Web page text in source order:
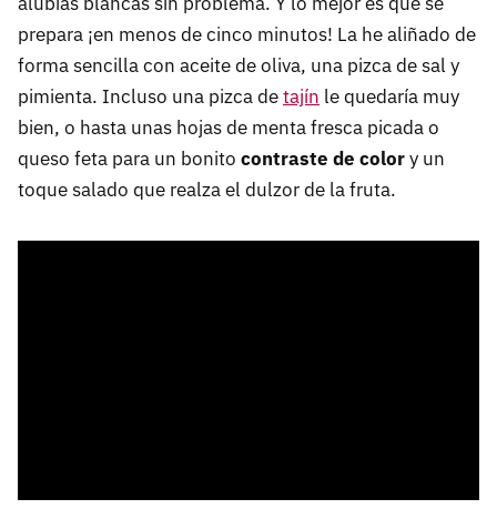
prepara ¡en menos de cinco minutos! La he aliñado de
forma sencilla con aceite de oliva, una pizca de sal y
pimienta. Incluso una pizca detajín le quedaría muy
bien, o hasta unas hojas de menta fresca picada o
queso feta para un bonito contraste de colory un
toque salado que realza el dulzor de la fruta.